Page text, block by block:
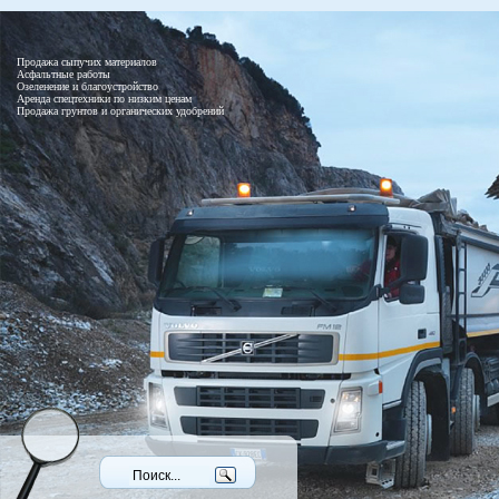
Продажа сыпучих материалов
Асфальтные работы
Озеленение и благоустройство
Аренда спецтехники по низким ценам
Продажа грунтов и органических удобрений